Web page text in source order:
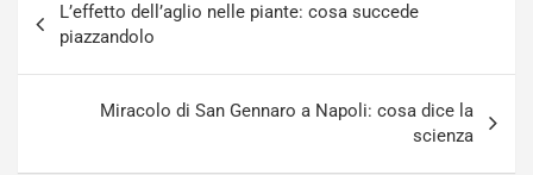
articoli
L’effetto dell’aglio nelle piante: cosa succede
piazzandolo
Miracolo di San Gennaro a Napoli: cosa dice la
scienza